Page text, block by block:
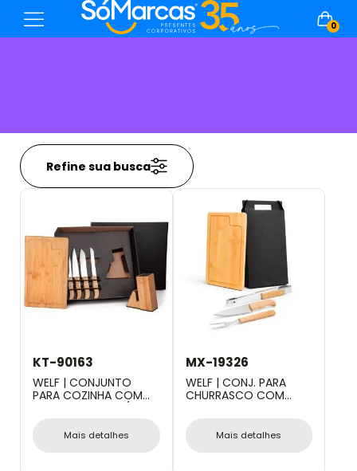
0
Refine sua busca
KT-90163
WELF | CONJUNTO
PARA COZINHA COM
CEPO EM BAMBU /
Mais detalhes
MX-19326
WELF | CONJ. PARA
CHURRASCO COM
Mais detalhes